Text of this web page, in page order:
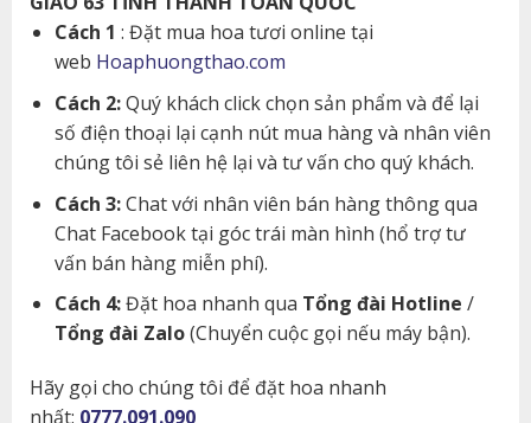
Cách 1 : Đặt mua hoa tươi online tại
web Hoaphuongthao.com
Cách 2:Quý khách click chọn sản phẩm và để lại
số điện thoại lại cạnh nút mua hàng và nhân viên
chúng tôi sẻ liên hệ lại và tư vấn cho quý khách.
Cách 3:Chat với nhân viên bán hàng thông qua
Chat Facebook tại góc trái màn hình (hổ trợ tư
vấn bán hàng miễn phí).
Cách 4:Đặt hoa nhanh qua Tổng đài Hotline /
Tổng đài Zalo(Chuyển cuộc gọi nếu máy bận).
Hãy gọi cho chúng tôi để đặt hoa nhanh
nhất: 0777.091.090